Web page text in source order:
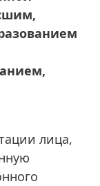
лица,